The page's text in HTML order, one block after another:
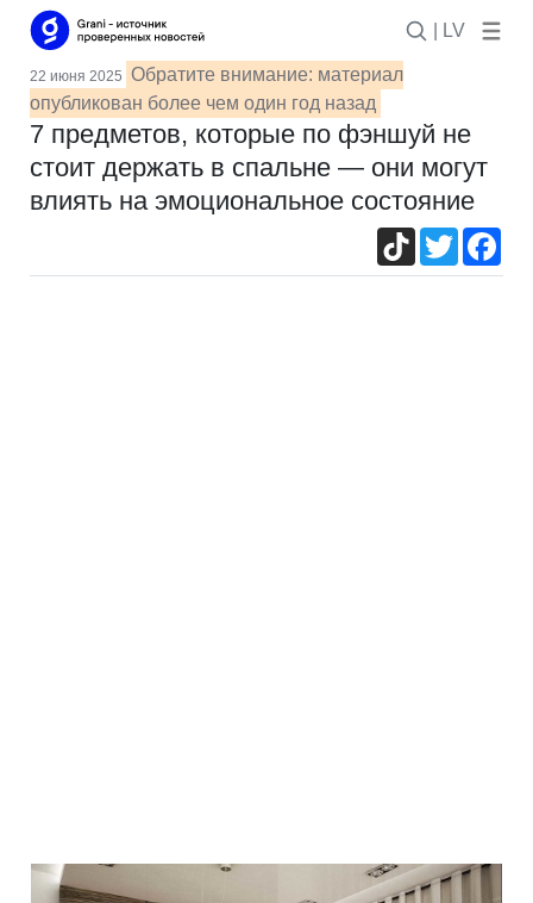
| LV
22 июня 2025 Обратите внимание: материал
опубликован более чем один год назад
7 предметов, которые по фэншуй не
стоит держать в спальне — они могут
влиять на эмоциональное состояние
TikTokTwitter